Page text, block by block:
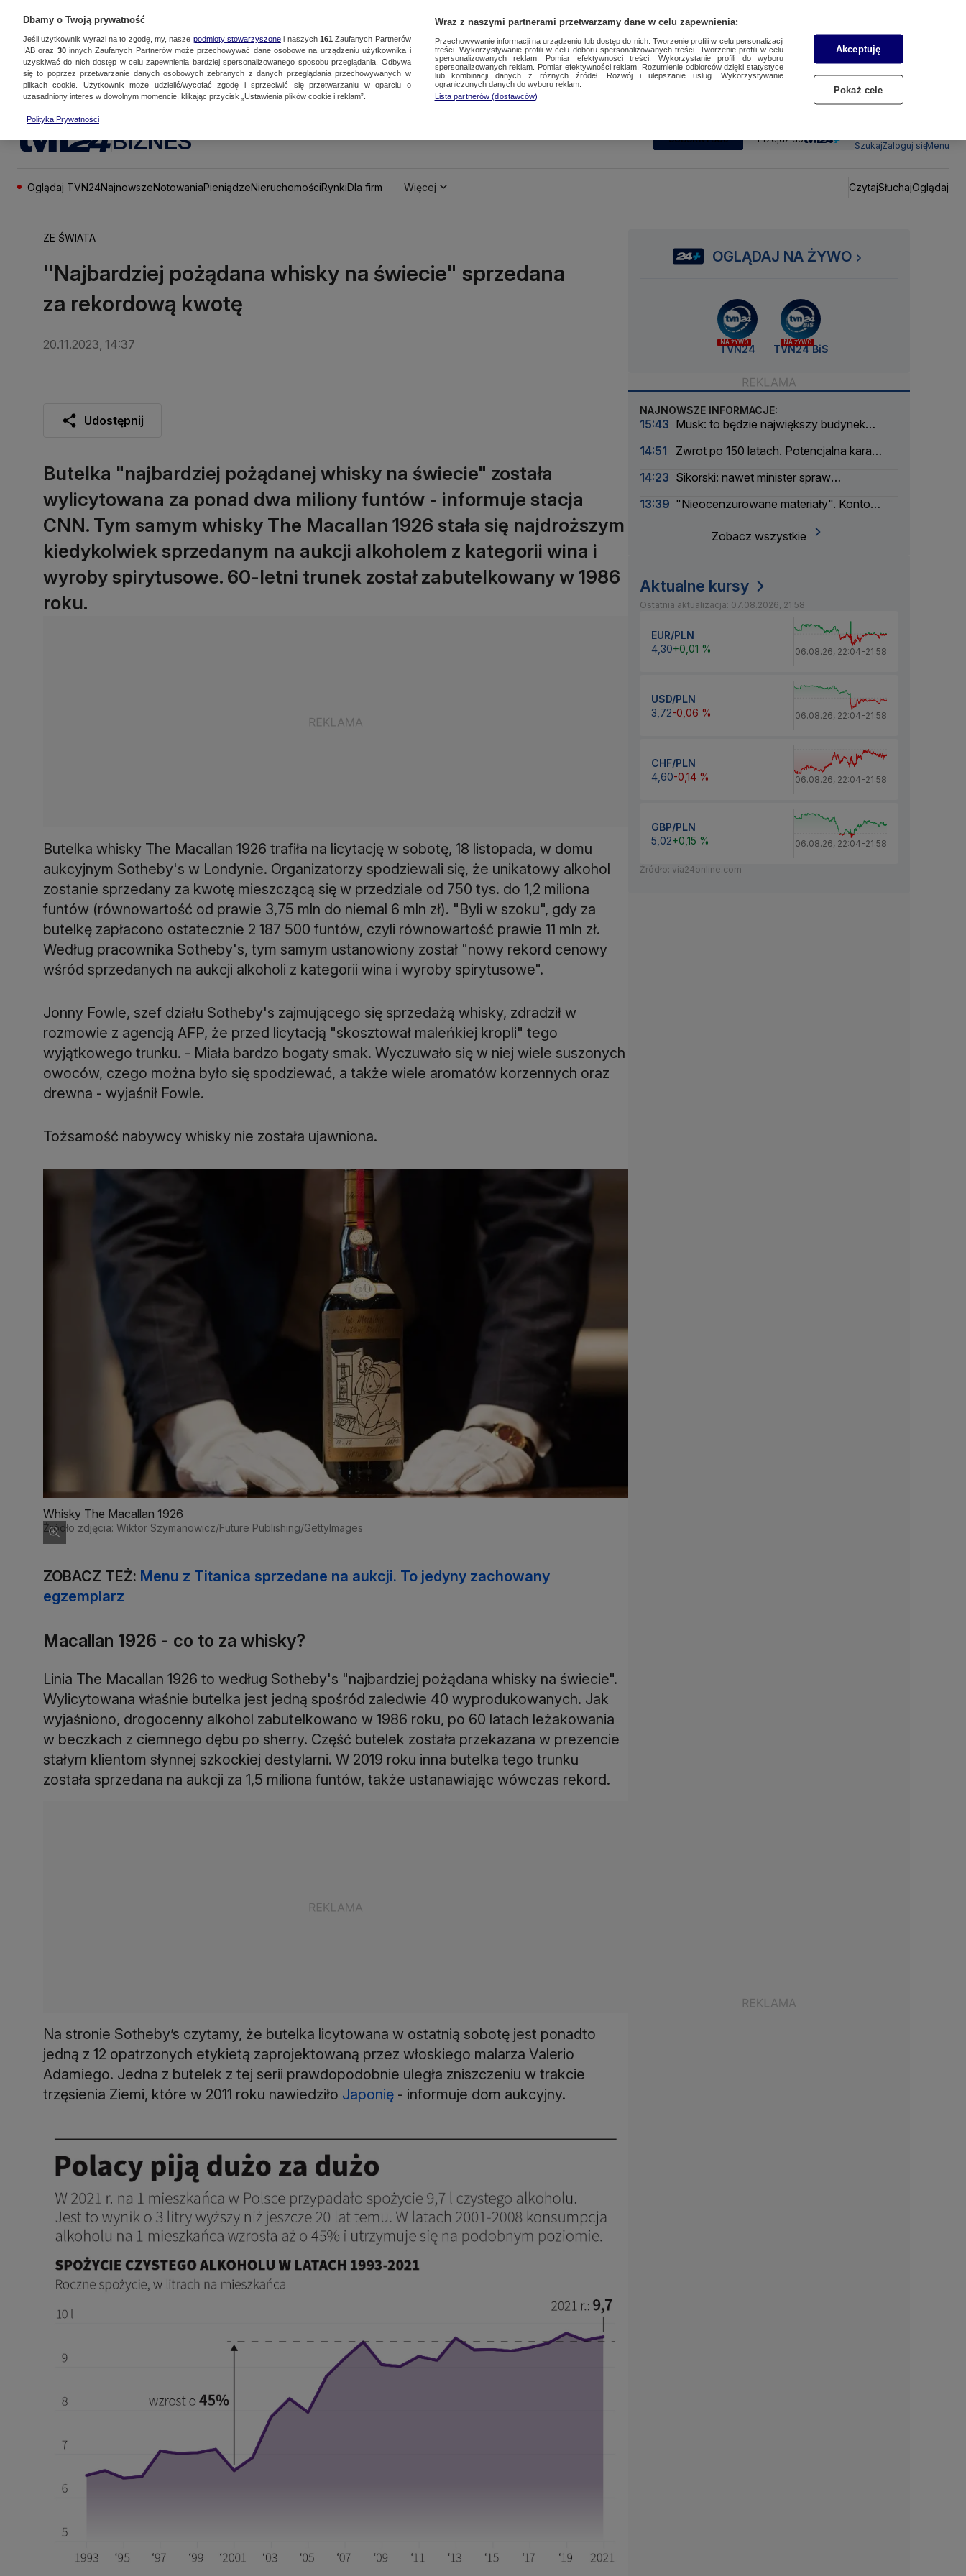
BIZNES SUBSKRYBUJ Przejdź do
SzukajZaloguj sięMenu
Oglądaj TVN24NajnowszeNotowaniaPieniądzeNieruchomościRynkiDla firm Więcej CzytajSłuchajOglądaj
ZE ŚWIATA
"Najbardziej pożądana whisky na świecie" sprzedana
za rekordową kwotę
20.11.2023, 14:37
Udostępnij
Butelka "najbardziej pożądanej whisky na świecie" została
wylicytowana za ponad dwa miliony funtów - informuje stacja
CNN. Tym samym whisky The Macallan 1926 stała się najdroższym
kiedykolwiek sprzedanym na aukcji alkoholem z kategorii wina i
wyroby spirytusowe. 60-letni trunek został zabutelkowany w 1986
roku.
Butelka whisky The Macallan 1926 trafiła na licytację w sobotę, 18 listopada, w domu
aukcyjnym Sotheby's w Londynie. Organizatorzy spodziewali się, że unikatowy alkohol
zostanie sprzedany za kwotę mieszczącą się w przedziale od 750 tys. do 1,2 miliona
funtów (równowartość od prawie 3,75 mln do niemal 6 mln zł). "Byli w szoku", gdy za
butelkę zapłacono ostatecznie 2 187 500 funtów, czyli równowartość prawie 11 mln zł.
Według pracownika Sotheby's, tym samym ustanowiony został "nowy rekord cenowy
wśród sprzedanych na aukcji alkoholi z kategorii wina i wyroby spirytusowe".
Jonny Fowle, szef działu Sotheby's zajmującego się sprzedażą whisky, zdradził w
rozmowie z agencją AFP, że przed licytacją "skosztował maleńkiej kropli" tego
wyjątkowego trunku. - Miała bardzo bogaty smak. Wyczuwało się w niej wiele suszonych
owoców, czego można było się spodziewać, a także wiele aromatów korzennych oraz
drewna - wyjaśnił Fowle.
Tożsamość nabywcy whisky nie została ujawniona.
Whisky The Macallan 1926
Źródło zdjęcia: Wiktor Szymanowicz/Future Publishing/GettyImages
ZOBACZ TEŻ: Menu z Titanica sprzedane na aukcji. To jedyny zachowany
egzemplarz
Macallan 1926 - co to za whisky?
Linia The Macallan 1926 to według Sotheby's "najbardziej pożądana whisky na świecie".
Wylicytowana właśnie butelka jest jedną spośród zaledwie 40 wyprodukowanych. Jak
wyjaśniono, drogocenny alkohol zabutelkowano w 1986 roku, po 60 latach leżakowania
w beczkach z ciemnego dębu po sherry. Część butelek została przekazana w prezencie
stałym klientom słynnej szkockiej destylarni. W 2019 roku inna butelka tego trunku
została sprzedana na aukcji za 1,5 miliona funtów, także ustanawiając wówczas rekord.
Na stronie Sotheby’s czytamy, że butelka licytowana w ostatnią sobotę jest ponadto
jedną z 12 opatrzonych etykietą zaprojektowaną przez włoskiego malarza Valerio
Adamiego. Jedna z butelek z tej serii prawdopodobnie uległa zniszczeniu w trakcie
trzęsienia Ziemi, które w 2011 roku nawiedziło Japonię - informuje dom aukcyjny.
OGLĄDAJ NA ŻYWO
NA ŻYWO
TVN24
NA ŻYWO
TVN24 BiS
NAJNOWSZE INFORMACJE:
15:43 Musk: to będzie największy budynek
14:51
Zwrot po 150 latach. Potencjalna kara
14:23 Sikorski: nawet minister spraw
13:39 "Nieocenzurowane materiały". Konto
Zobacz wszystkie
Aktualne kursy
Ostatnia aktualizacja: 07.08.2026, 21:58
EUR/PLN
4,30+0,01 % 06.08.26, 22:04-21:58
USD/PLN
3,72-0,06 % 06.08.26, 22:04-21:58
CHF/PLN
4,60-0,14 % 06.08.26, 22:04-21:58
GBP/PLN
5,02+0,15 % 06.08.26, 22:04-21:58
Źródło: via24online.com
Dbamy o Twoją prywatność
Jeśli użytkownik wyrazi na to zgodę, my, nasze podmioty stowarzyszonei naszych 161 Zaufanych Partnerów
IAB oraz 30innych Zaufanych Partnerów może przechowywać dane osobowe na urządzeniu użytkownika i
uzyskiwać do nich dostęp w celu zapewnienia bardziej spersonalizowanego sposobu przeglądania. Odbywa
się to poprzez przetwarzanie danych osobowych zebranych z danych przeglądania przechowywanych w
plikach cookie. Użytkownik może udzielić/wycofać zgodę i sprzeciwić się przetwarzaniu w oparciu o
uzasadniony interes w dowolnym momencie, klikając przycisk „Ustawienia plików cookie i reklam”.
Polityka Prywatności
Wraz z naszymi partnerami przetwarzamy dane w celu zapewnienia:
Przechowywanie informacji na urządzeniu lub dostęp do nich. Tworzenie profili w celu personalizacji
treści. Wykorzystywanie profili w celu doboru spersonalizowanych treści. Tworzenie profili w celu
spersonalizowanych reklam. Pomiar efektywności treści. Wykorzystanie profili do wyboru
spersonalizowanych reklam. Pomiar efektywności reklam. Rozumienie odbiorców dzięki statystyce
lub kombinacji danych z różnych źródeł. Rozwój i ulepszanie usług. Wykorzystywanie
ograniczonych danych do wyboru reklam.
Lista partnerów (dostawców)
Akceptuję
Pokaż cele